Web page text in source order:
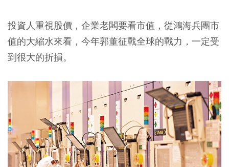
投資人重視股價，企業老闆要看市值，從鴻海兵團市
值的大縮水來看，今年郭董征戰全球的戰力，一定受
到很大的折損。